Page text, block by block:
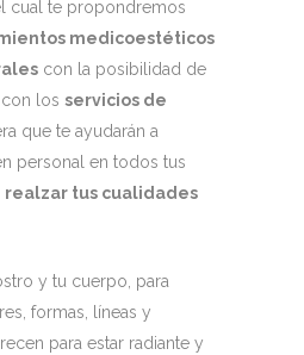
cual te propondremos
medicoestéticos
con la posibilidad de
los servicios de
que te ayudarán a
personal en todos tus
realzar tus cualidades
y tu cuerpo, para
formas, líneas y
para estar radiante y